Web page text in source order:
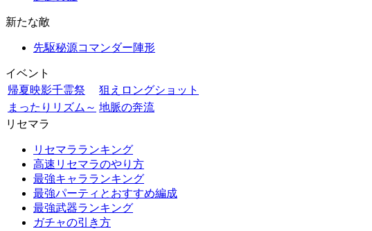
新たな敵
先駆秘源コマンダー陣形
イベント
帰夏映影千霊祭
狙えロングショット
まったりリズム～ 地脈の奔流
リセマラ
リセマラランキング
高速リセマラのやり方
最強キャラランキング
最強パーティとおすすめ編成
最強武器ランキング
ガチャの引き方